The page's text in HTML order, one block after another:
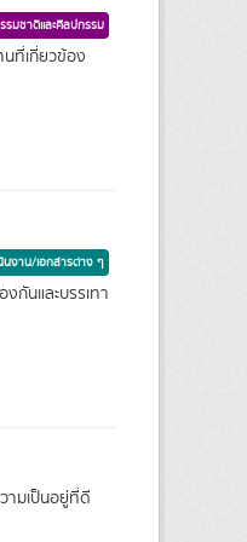
รมชาติและศิลปกรรม
ที่เกี่ยวข้อง
นงาน/เอกสารต่าง ๆ
กันและบรรเทา
ามเป็นอยู่ที่ดี